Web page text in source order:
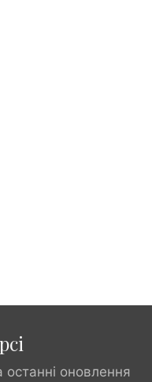
останні оновлення